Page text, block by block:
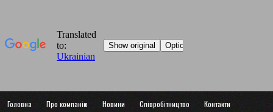
Головна Про компанію Новини Співробітництво Контакти